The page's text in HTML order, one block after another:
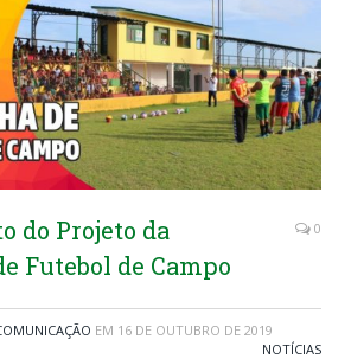
do Projeto da
Futebol de Campo
0
EM 16 DE OUTUBRO DE 2019
NOTÍCIAS